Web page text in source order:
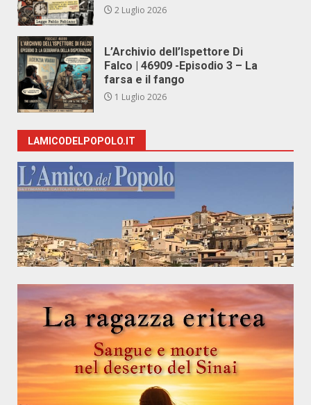
2 Luglio 2026
L’Archivio dell’Ispettore Di
Falco | 46909 -Episodio 3 – La
farsa e il fango
1 Luglio 2026
LAMICODELPOPOLO.IT